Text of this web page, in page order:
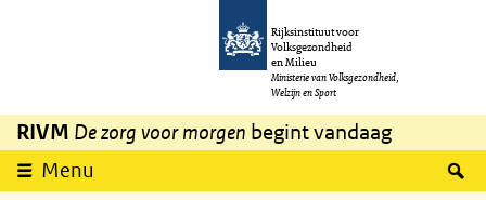
Overslaan en naar de inhoud gaan
Rijksinstituut voor
Volksgezondheid
en Milieu
Ministerie van Volksgezondheid,
Welzijn en Sport
RIVM De zorg voor morgen begint vandaag
Menu